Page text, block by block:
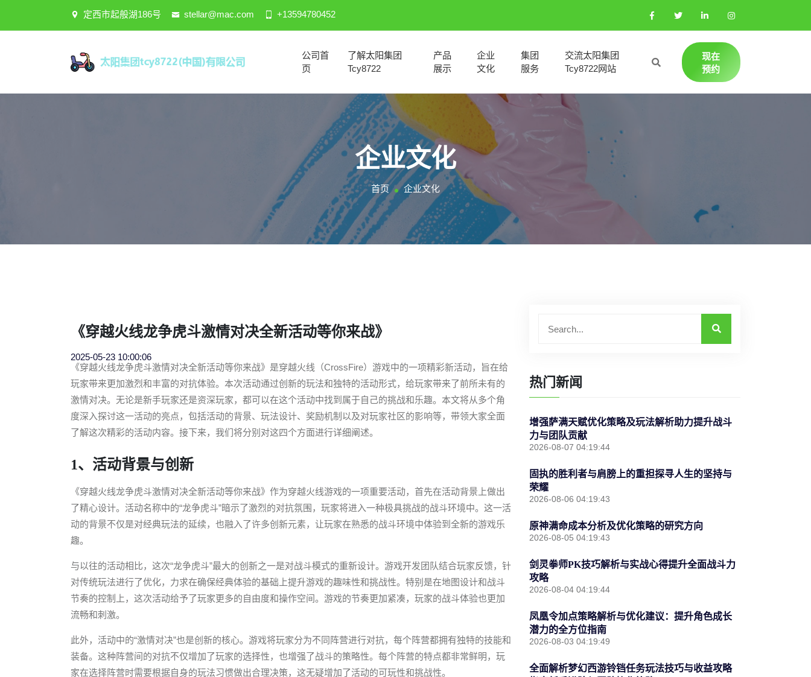
定西市起般湖186号 stellar@mac.com +13594780452
公司首
页
了解太阳集团
Tcy8722
产品
展示
企业
文化
集团
服务
交流太阳集团
Tcy8722网站
现在
预约
企业文化
首页 企业文化
《穿越火线龙争虎斗激情对决全新活动等你来战》
2025-05-23 10:00:06
《穿越火线龙争虎斗激情对决全新活动等你来战》是穿越火线（CrossFire）游戏中的一项精彩新活动，旨在给
玩家带来更加激烈和丰富的对抗体验。本次活动通过创新的玩法和独特的活动形式，给玩家带来了前所未有的
激情对决。无论是新手玩家还是资深玩家，都可以在这个活动中找到属于自己的挑战和乐趣。本文将从多个角
度深入探讨这一活动的亮点，包括活动的背景、玩法设计、奖励机制以及对玩家社区的影响等，带领大家全面
了解这次精彩的活动内容。接下来，我们将分别对这四个方面进行详细阐述。
1、活动背景与创新
《穿越火线龙争虎斗激情对决全新活动等你来战》作为穿越火线游戏的一项重要活动，首先在活动背景上做出
了精心设计。活动名称中的“龙争虎斗”暗示了激烈的对抗氛围，玩家将进入一种极具挑战的战斗环境中。这一活
动的背景不仅是对经典玩法的延续，也融入了许多创新元素，让玩家在熟悉的战斗环境中体验到全新的游戏乐
趣。
与以往的活动相比，这次“龙争虎斗”最大的创新之一是对战斗模式的重新设计。游戏开发团队结合玩家反馈，针
对传统玩法进行了优化，力求在确保经典体验的基础上提升游戏的趣味性和挑战性。特别是在地图设计和战斗
节奏的控制上，这次活动给予了玩家更多的自由度和操作空间。游戏的节奏更加紧凑，玩家的战斗体验也更加
流畅和刺激。
此外，活动中的“激情对决”也是创新的核心。游戏将玩家分为不同阵营进行对抗，每个阵营都拥有独特的技能和
装备。这种阵营间的对抗不仅增加了玩家的选择性，也增强了战斗的策略性。每个阵营的特点都非常鲜明，玩
家在选择阵营时需要根据自身的玩法习惯做出合理决策，这无疑增加了活动的可玩性和挑战性。
热门新闻
增强萨满天赋优化策略及玩法解析助力提升战斗
力与团队贡献
2026-08-07 04:19:44
固执的胜利者与肩膀上的重担探寻人生的坚持与
荣耀
2026-08-06 04:19:43
原神满命成本分析及优化策略的研究方向
2026-08-05 04:19:43
剑灵拳师PK技巧解析与实战心得提升全面战斗力
攻略
2026-08-04 04:19:44
凤凰令加点策略解析与优化建议：提升角色成长
潜力的全方位指南
2026-08-03 04:19:49
全面解析梦幻西游铃铛任务玩法技巧与收益攻略